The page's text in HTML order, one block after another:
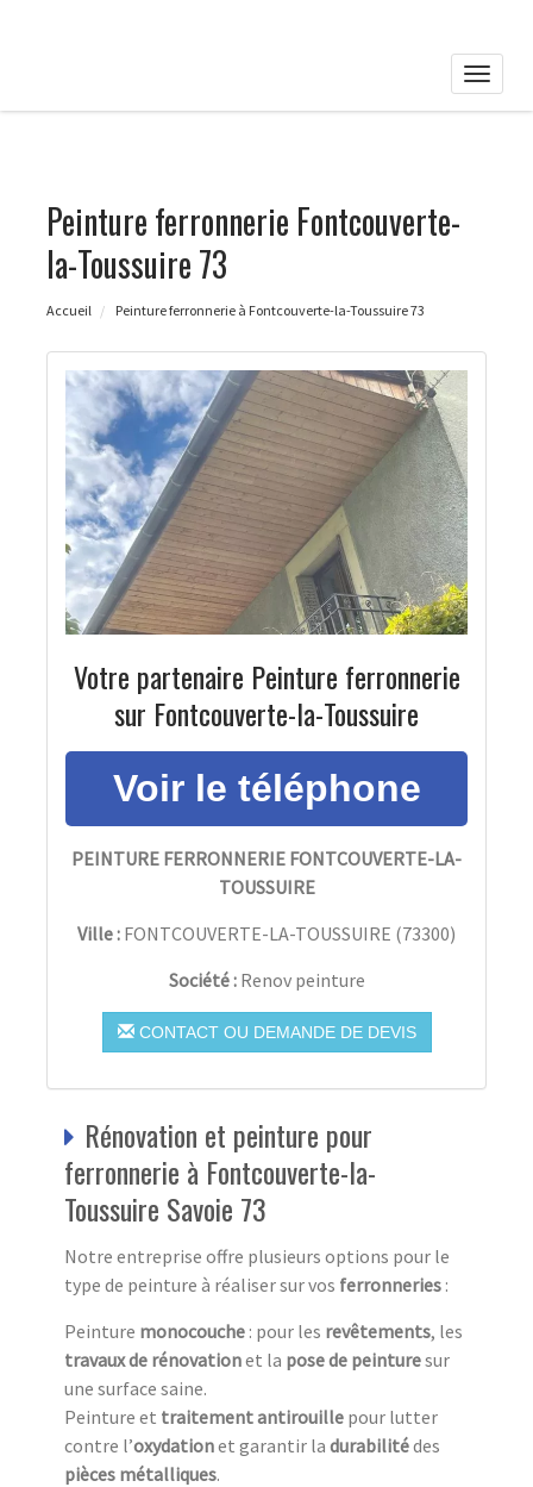
Toggle
Peinture ferronnerie Fontcouverte-
la-Toussuire 73
Accueil Peinture ferronnerie à Fontcouverte-la-Toussuire 73
Votre partenaire Peinture ferronnerie
sur Fontcouverte-la-Toussuire
PEINTURE FERRONNERIE FONTCOUVERTE-LA-
TOUSSUIRE
Ville : FONTCOUVERTE-LA-TOUSSUIRE (73300)
Société : Renov peinture
CONTACT OU DEMANDE DE DEVIS
Rénovation et peinture pour
ferronnerie à Fontcouverte-la-
Toussuire Savoie 73
Notre entreprise offre plusieurs options pour le
type de peinture à réaliser sur vos ferronneries :
Peinture monocouche : pour les revêtements, les
travauxde rénovationet la pose de peinturesur
une surface saine.
Peinture et traitement antirouille pour lutter
contre l’oxydationet garantir la durabilitédes
pièces métalliques.